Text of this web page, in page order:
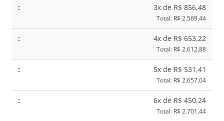
3x de R$ 856,48
Total: R$ 2.569,44
4x de R$ 653,22
Total: R$ 2.612,88
5x de R$ 531,41
Total: R$ 2.657,04
6x de R$ 450,24
Total: R$ 2.701,44